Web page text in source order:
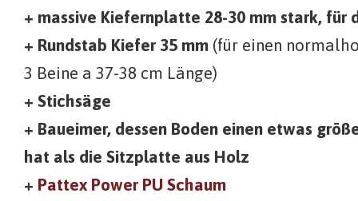
+ massive Kiefernplatte 28-30 mm stark, für
+ Rundstab Kiefer 35 mm (für einen
3 Beine a 37-38 cm Länge)
+ Stichsäge
+ Baueimer, dessen Boden einen etwas
hat als die Sitzplatte aus Holz
+ Pattex Power PU Schaum